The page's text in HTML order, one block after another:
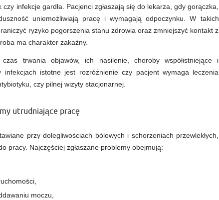
infekcje gardła. Pacjenci zgłaszają się do lekarza, gdy gorączka,
uniemożliwiają pracę i wymagają odpoczynku. W takich
ryzyko pogorszenia stanu zdrowia oraz zmniejszyć kontakt z
ma charakter zakaźny.
trwania objawów, ich nasilenie, choroby współistniejące i
infekcjach istotne jest rozróżnienie czy pacjent wymaga leczenia
czy pilnej wizyty stacjonarnej.
utrudniające pracę
przy dolegliwościach bólowych i schorzeniach przewlekłych,
pracy. Najczęściej zgłaszane problemy obejmują:
moczu,